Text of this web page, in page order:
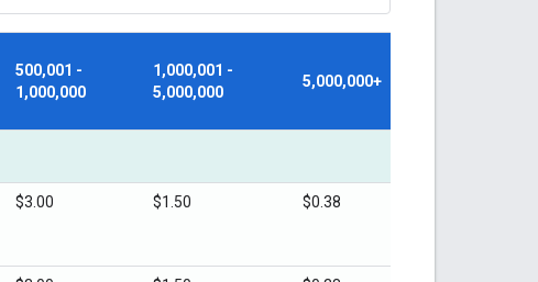
500,001 -
1,000,000
1,000,001 -
5,000,000
5,000,000+
$3.00 $1.50 $0.38